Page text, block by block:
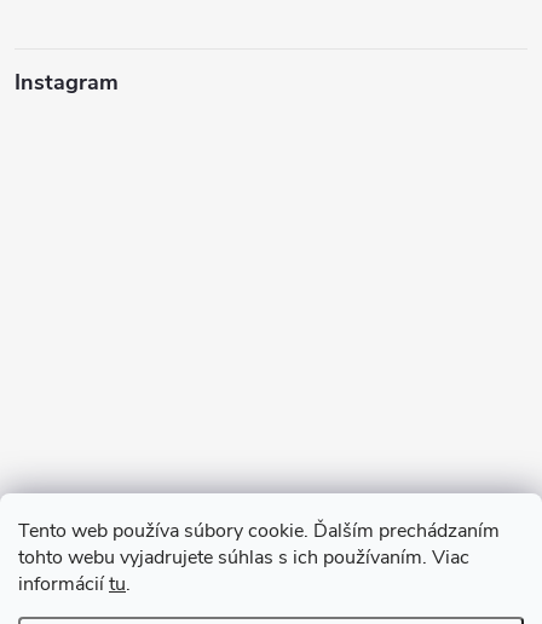
Tento web používa súbory cookie. Ďalším prechádzaním
tohto webu vyjadrujete súhlas s ich používaním. Viac
informáciítu.
Instagram
Sledovať na Instagrame